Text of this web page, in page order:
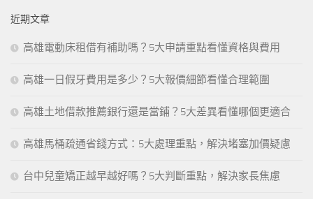
近期文章
高雄電動床租借有補助嗎？5大申請重點看懂資格與費用
高雄一日假牙費用是多少？5大報價細節看懂合理範圍
高雄土地借款推薦銀行還是當鋪？5大差異看懂哪個更適合
高雄馬桶疏通省錢方式：5大處理重點，解決堵塞加價疑慮
台中兒童矯正越早越好嗎？5大判斷重點，解決家長焦慮